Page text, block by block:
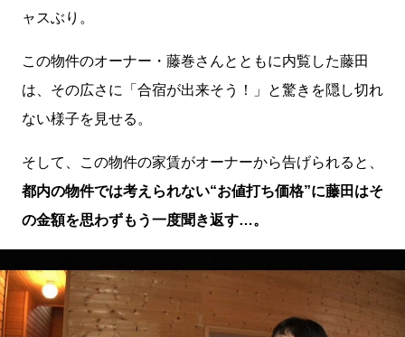
ャスぶり。
この物件のオーナー・藤巻さんとともに内覧した藤田
は、その広さに「合宿が出来そう！」と驚きを隠し切れ
ない様子を見せる。
そして、この物件の家賃がオーナーから告げられると、
都内の物件では考えられない“お値打ち価格”に藤田はそ
の金額を思わずもう一度聞き返す…。